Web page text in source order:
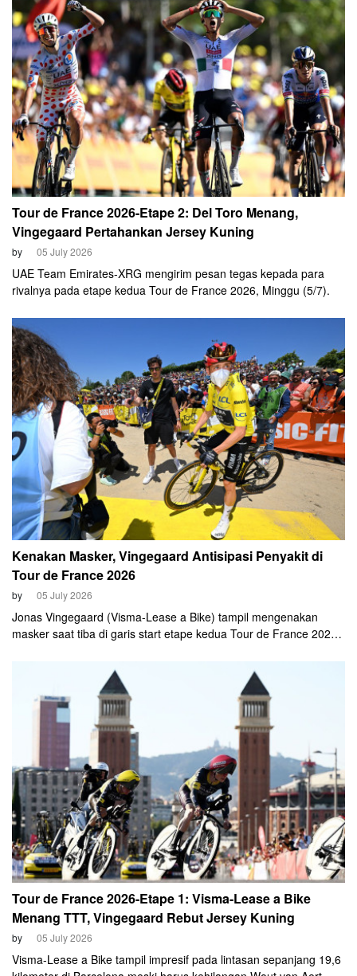
Tour de France 2026-Etape 2: Del Toro Menang,
Vingegaard Pertahankan Jersey Kuning
by 05 July 2026
UAE Team Emirates-XRG mengirim pesan tegas kepada para
rivalnya pada etape kedua Tour de France 2026, Minggu (5/7).
Kenakan Masker, Vingegaard Antisipasi Penyakit di
Tour de France 2026
by 05 July 2026
Jonas Vingegaard (Visma-Lease a Bike) tampil mengenakan
masker saat tiba di garis start etape kedua Tour de France 2026,
Tour de France 2026-Etape 1: Visma-Lease a Bike
Menang TTT, Vingegaard Rebut Jersey Kuning
by 05 July 2026
Visma-Lease a Bike tampil impresif pada lintasan sepanjang 19,6